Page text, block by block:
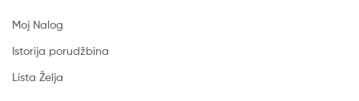
Moj Nalog
Istorija porudžbina
Lista Želja